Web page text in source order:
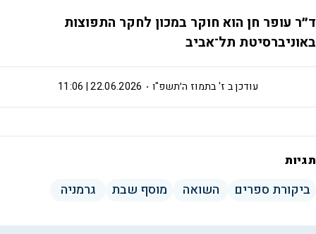
ד״ר עופר חן הוא חוקר במכון לחקר התפוצות
באוניברסיטת תל־אביב
ז' בתמוז ה׳תשפ"ו 22.06.2026 | 11:06 עודכן ב
תגיות
ביקורת ספרים השואה מוסף שבת גרמניה